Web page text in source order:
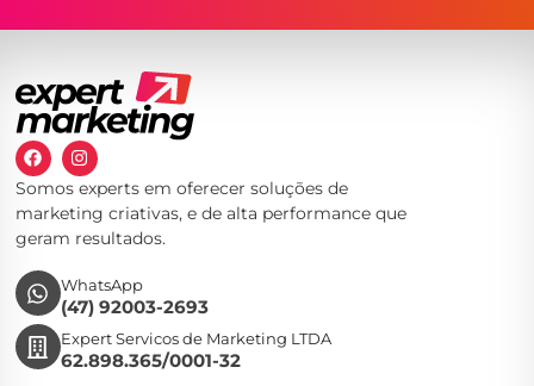
Somos experts em oferecer soluções de
marketing criativas, e de alta performance que
geram resultados.
WhatsApp
(47) 92003-2693
Expert Servicos de Marketing LTDA
62.898.365/0001-32